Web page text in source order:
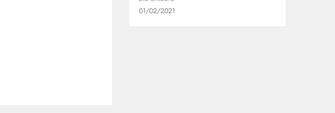
01/02/2021